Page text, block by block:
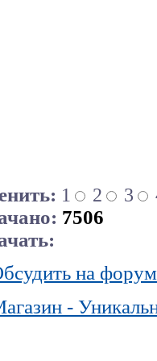
1 2 3
7506
на
-